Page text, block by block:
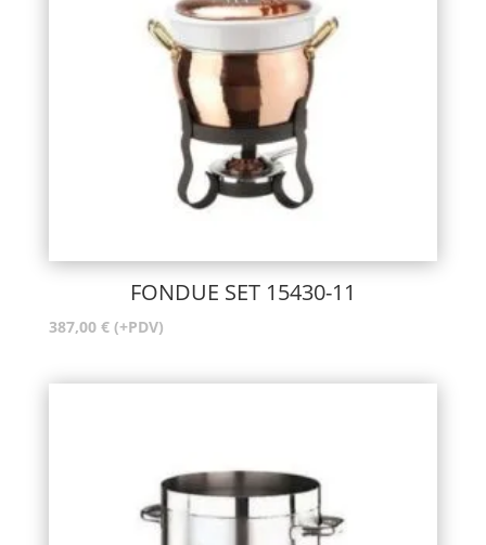
FONDUE SET 15430-11
387,00 € (+PDV)